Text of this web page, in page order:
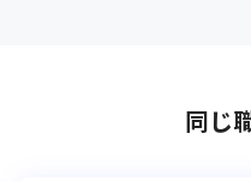
同じ